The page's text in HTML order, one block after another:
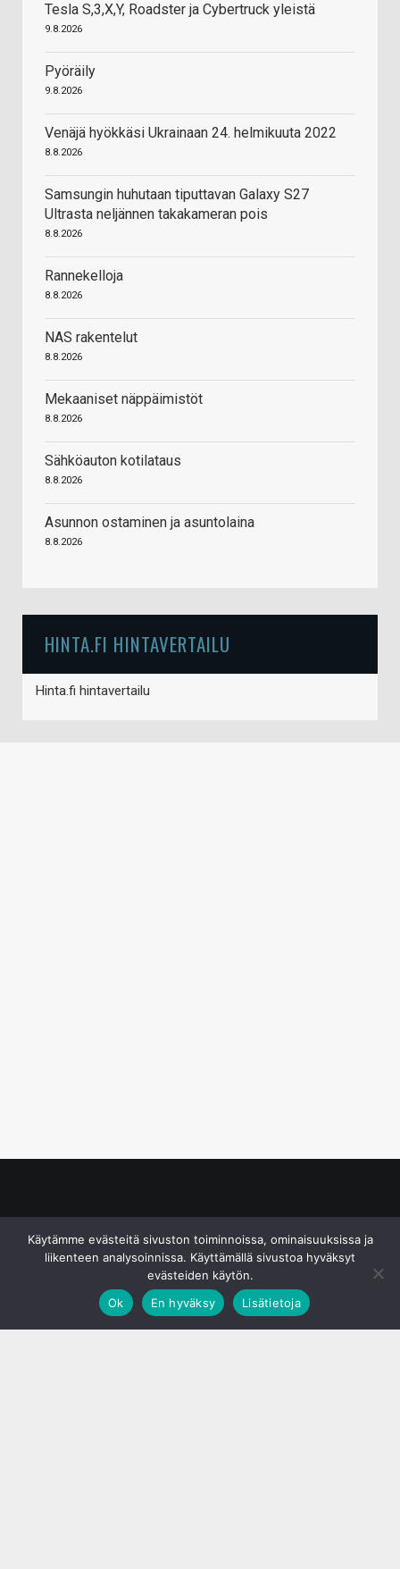
Tesla S,3,X,Y, Roadster ja Cybertruck yleistä
9.8.2026
Pyöräily
9.8.2026
Venäjä hyökkäsi Ukrainaan 24. helmikuuta 2022
8.8.2026
Samsungin huhutaan tiputtavan Galaxy S27
Ultrasta neljännen takakameran pois
8.8.2026
Rannekelloja
8.8.2026
NAS rakentelut
8.8.2026
Mekaaniset näppäimistöt
8.8.2026
Sähköauton kotilataus
8.8.2026
Asunnon ostaminen ja asuntolaina
8.8.2026
HINTA.FI HINTAVERTAILU
Hinta.fi hintavertailu
Käytämme evästeitä sivuston toiminnoissa, ominaisuuksissa ja
liikenteen analysoinnissa. Käyttämällä sivustoa hyväksyt
evästeiden käytön.
Ok
En hyväksy Lisätietoja